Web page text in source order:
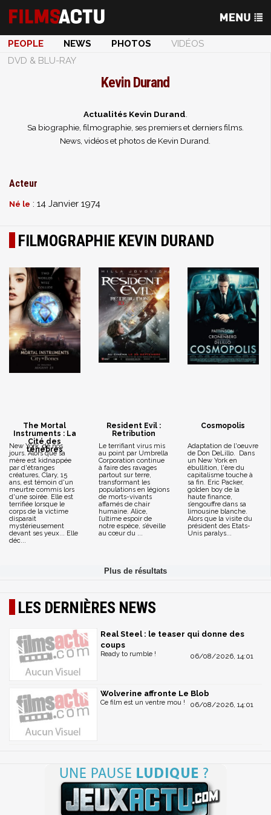
PEOPLE NEWS PHOTOS
VIDÉOS
DVD & BLU-RAY
Kevin Durand
Actualités Kevin Durand
Sa biographie, filmographie, ses premiers et derniers films.
News, vidéos et photos de Kevin Durand.
Acteur
Né le : 14 Janvier 1974
FILMOGRAPHIE KEVIN DURAND
The Mortal
Instruments : La
Cité des
ténèbres
New York, de nos
jours. Alors que sa
mère est kidnappée
par d'étranges
créatures, Clary, 15
ans, est témoin d'un
meurtre commis lors
d'une soirée. Elle est
terrifiée lorsque le
corps de la victime
disparait
mystérieusement
devant ses yeux... Elle
déc...
Resident Evil :
Retribution
Le terrifiant virus mis
au point par Umbrella
Corporation continue
à faire des ravages
partout sur terre,
transformant les
populations en légions
de morts-vivants
affamés de chair
humaine. Alice,
l’ultime espoir de
notre espèce, s’éveille
au cœur du ...
Cosmopolis
Adaptation de l'oeuvre
de Don DeLillo. Dans
un New York en
ébullition, l'ère du
capitalisme touche à
sa fin. Eric Packer,
golden boy de la
haute finance,
s’engouffre dans sa
limousine blanche.
Alors que la visite du
président des Etats-
Unis paralys...
LES DERNIÈRES NEWS
Real Steel : le teaser qui donne des
coups
06/08/2026, 14:01
Ready to rumble !
Wolverine affronte Le Blob
06/08/2026, 14:01
Ce film est un ventre mou !